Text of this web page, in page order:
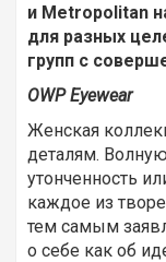
и Metropolitan
для разных
групп с
OWP Eyewear
Женская
деталям.
утонченность
каждое из
тем самым
о себе как об